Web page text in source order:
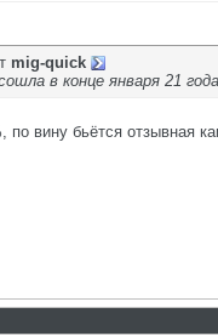
mig-quick
в конце января 21
по вину бьётся отзывная